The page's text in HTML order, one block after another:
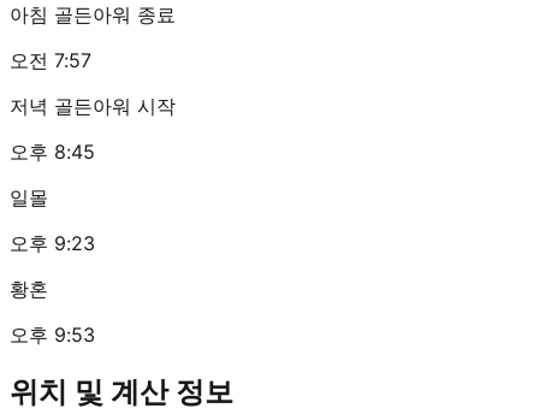
아침 골든아워 종료
오전 7:57
저녁 골든아워 시작
오후 8:45
일몰
오후 9:23
황혼
오후 9:53
위치 및 계산 정보